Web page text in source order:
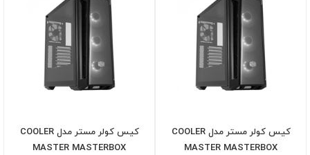
کیس کولر مستر مدل COOLER
MASTER MASTERBOX
کیس کولر مستر مدل COOLER
MASTER MASTERBOX